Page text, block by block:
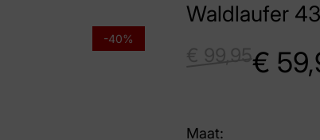
-40%
Waldlaufer
99,95€
Maat: